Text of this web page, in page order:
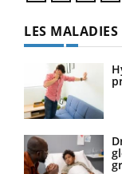
LES MALADIES